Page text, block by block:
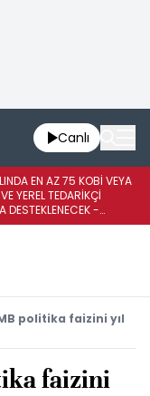
Canlı
EN AZ 75 KOBİ VEYA
YEREL TEDARİKÇİ
DESTEKLENECEK -
politika faizini yıl
faizini